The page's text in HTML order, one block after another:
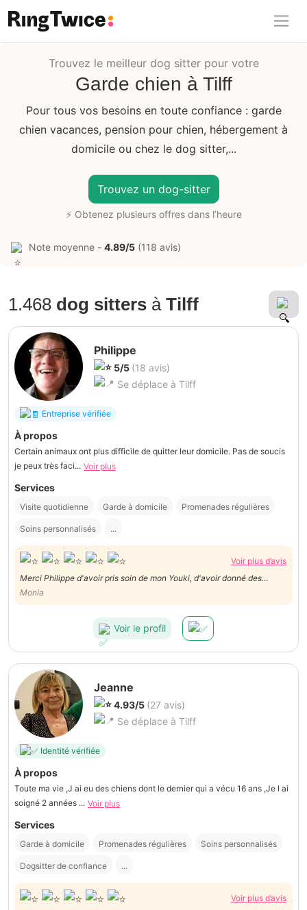
Ring Twice
Trouvez le meilleur dog sitter pour votre
Garde chien à Tilff
Pour tous vos besoins en toute confiance : garde
chien vacances, pension pour chien, hébergement à
domicile ou chez le dog sitter,...
Trouvez un dog-sitter
⚡ Obtenez plusieurs offres dans l’heure
Note moyenne - 4.89/5 (118 avis)
1.468 dog sitters à Tilff
Philippe
5/5 (18 avis)
Se déplace à Tilff
Entreprise vérifiée
À propos
Certain animaux ont plus difficile de quitter leur domicile. Pas de soucis
je peux très faci... Voir plus
Services
Visite quotidienne Garde à domicile Promenades régulières
Soins personnalisés ...
Voir plus d’avis
Merci Philippe d'avoir pris soin de mon Youki, d'avoir donné des
nouvelles et d'être aussi disponible et amical. Aux futurs clients: je
vous le recommande 😉
Monia
Voir le profil
Jeanne
4.93/5 (27 avis)
Se déplace à Tilff
Identité vérifiée
À propos
Toute ma vie ,J ai eu des chiens dont le dernier qui a vécu 16 ans ,Je l ai
soigné 2 années ... Voir plus
Services
Garde à domicile Promenades régulières Soins personnalisés
Dogsitter de confiance ...
Voir plus d’avis